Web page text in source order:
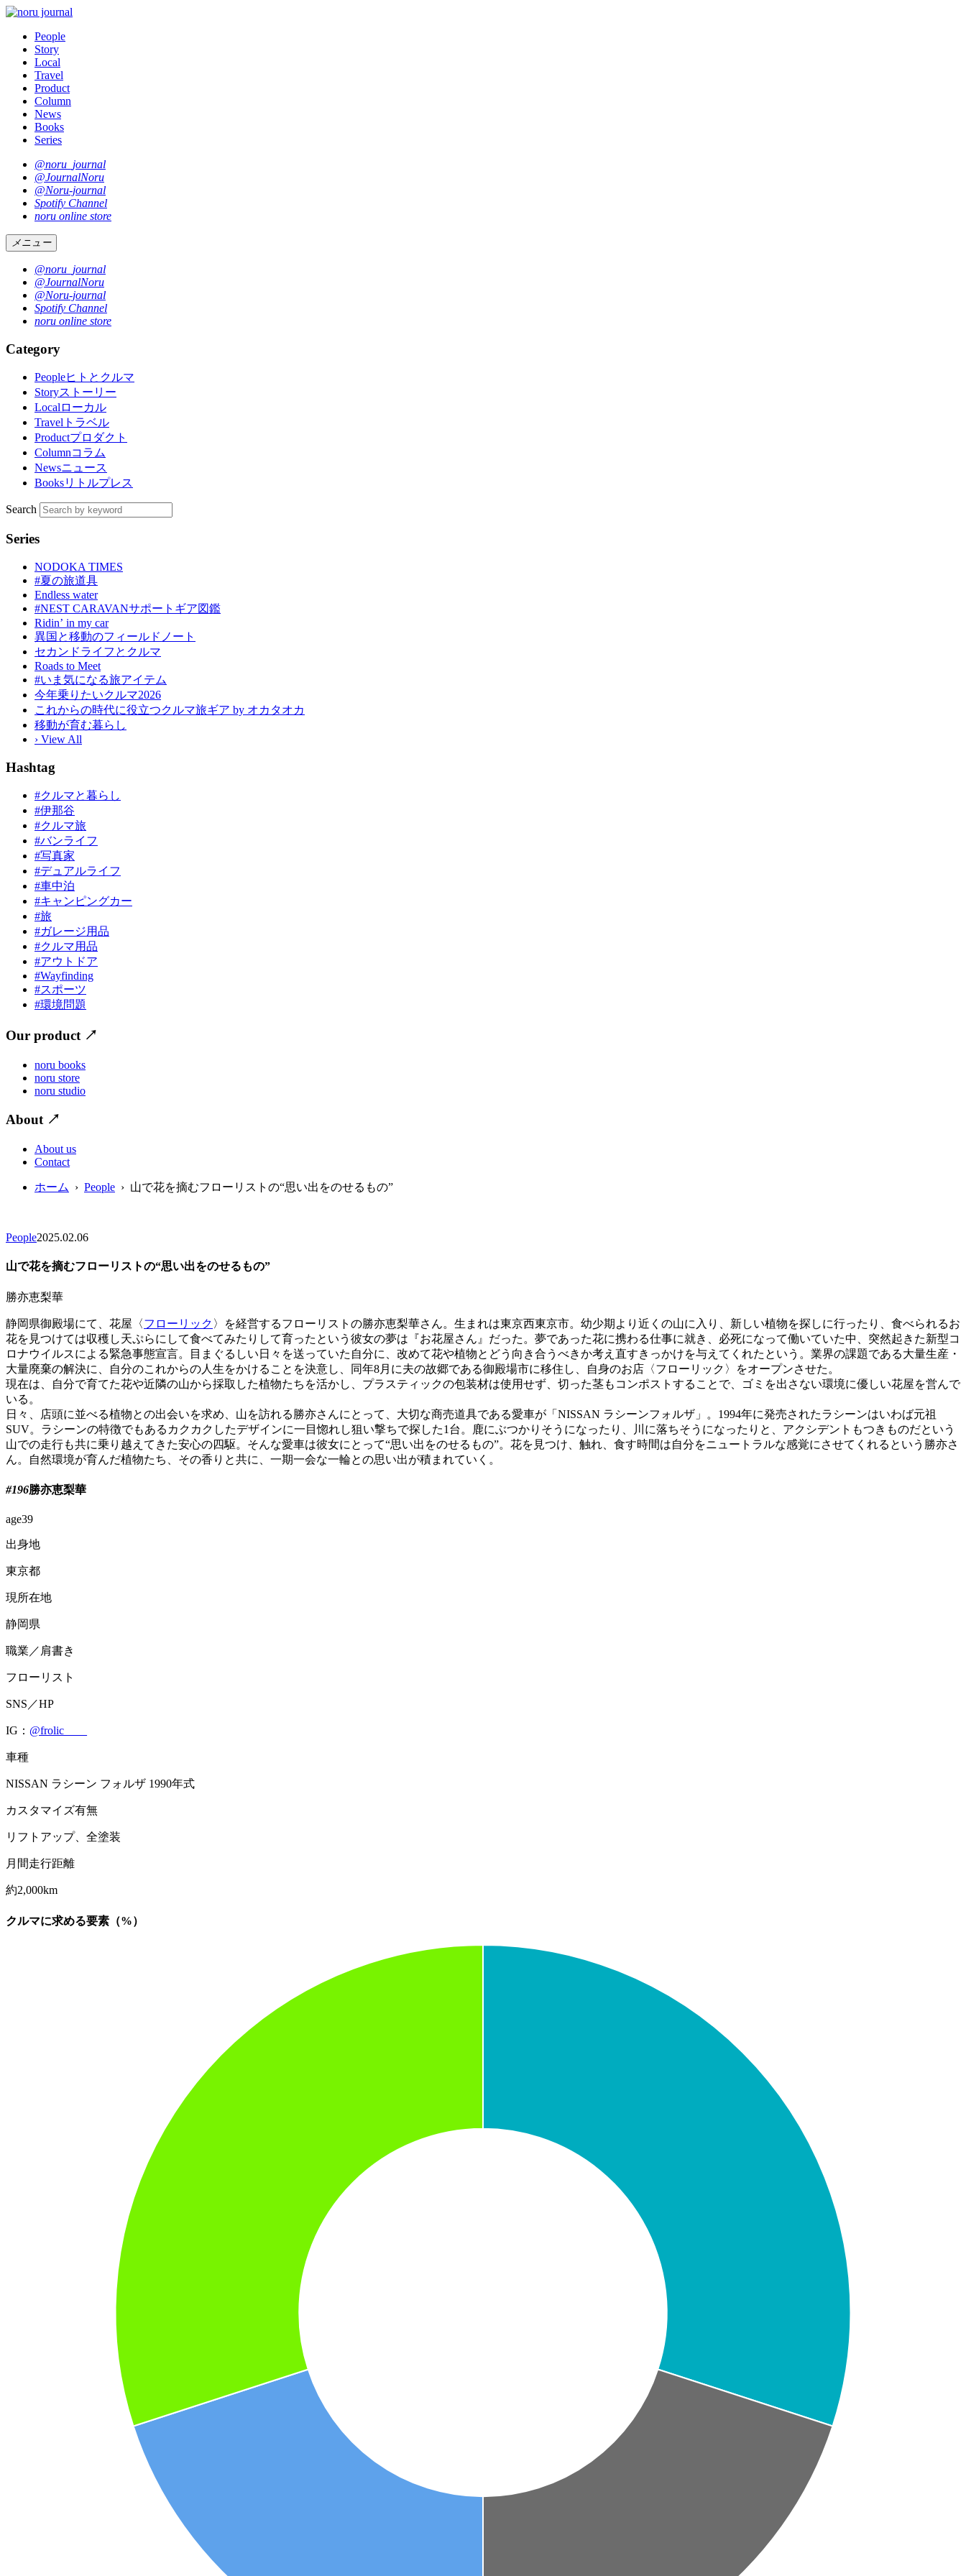
People
Story
Local
Travel
Product
Column
News
Books
Series
@noru_journal
@JournalNoru
@Noru-journal
Spotify Channel
noru online store
メニュー
@noru_journal
@JournalNoru
@Noru-journal
Spotify Channel
noru online store
Category
Peopleヒトとクルマ
Storyストーリー
Localローカル
Travel トラベル
Productプロダクト
Columnコラム
Newsニュース
Booksリトルプレス
Search
Series
NODOKA TIMES
#夏の旅道具
Endless water
#NEST CARAVANサポートギア図鑑
Ridinʼ in my car
異国と移動のフィールドノート
セカンドライフとクルマ
Roads to Meet
#いま気になる旅アイテム
今年乗りたいクルマ2026
これからの時代に役立つクルマ旅ギア by オカタオカ
移動が育む暮らし
› View All
Hashtag
#クルマと暮らし
#伊那谷
#クルマ旅
#バンライフ
#写真家
#デュアルライフ
#車中泊
#キャンピングカー
#旅
#ガレージ用品
#クルマ用品
#アウトドア
#Wayfinding
#スポーツ
#環境問題
Our product ↗
noru books
noru store
noru studio
About ↗
About us
Contact
ホーム › People › 山で花を摘むフローリストの“思い出をのせるもの”
People2025.02.06
山で花を摘むフローリストの“思い出をのせるもの”
勝亦恵梨華
静岡県御殿場にて、花屋〈フローリック 〉を経営するフローリストの勝亦恵梨華さん。生まれは東京西東京市。幼少期より近くの山に入り、新しい植物を探しに行ったり、食べられるお
花を見つけては収穫し天ぷらにして食べてみたりして育ったという彼女の夢は『お花屋さん』だった。夢であった花に携わる仕事に就き、必死になって働いていた中、突然起きた新型コ
ロナウイルスによる緊急事態宣言。目まぐるしい日々を送っていた自分に、改めて花や植物とどう向き合うべきか考え直すきっかけを与えてくれたという。業界の課題である大量生産・
大量廃棄の解決に、自分のこれからの人生をかけることを決意し、同年8月に夫の故郷である御殿場市に移住し、自身のお店〈フローリック〉をオープンさせた。
現在は、自分で育てた花や近隣の山から採取した植物たちを活かし、プラスティックの包装材は使用せず、切った茎もコンポストすることで、ゴミを出さない環境に優しい花屋を営んで
いる。
日々、店頭に並べる植物との出会いを求め、山を訪れる勝亦さんにとって、大切な商売道具である愛車が「NISSAN ラシーンフォルザ」。1994年に発売されたラシーンはいわば元祖
SUV。ラシーンの特徴でもあるカクカクしたデザインに一目惚れし狙い撃ちで探した1台。鹿にぶつかりそうになったり、川に落ちそうになったりと、アクシデントもつきものだという
山での走行も共に乗り越えてきた安心の四駆。そんな愛車は彼女にとって“思い出をのせるもの”。花を見つけ、触れ、食す時間は自分をニュートラルな感覚にさせてくれるという勝亦さ
ん。自然環境が育んだ植物たち、その香りと共に、一期一会な一輪との思い出が積まれていく。
#196勝亦恵梨華
age39
出身地
東京都
現所在地
静岡県
職業／肩書き
フローリスト
SNS／HP
IG： @frolic____
車種
NISSAN ラシーン フォルザ 1990年式
カスタマイズ有無
リフトアップ、全塗装
月間走行距離
約2,000km
クルマに求める要素（%）